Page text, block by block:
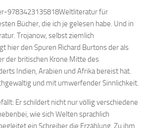
Weltliteratur für
Bücher, die ich je gelesen habe. Und in
Trojanow, selbst ziemlich
hier den Spuren Richard Burtons der als
der britischen Krone Mitte des
Indien, Arabien und Afrika bereist hat.
und mit umwerfender Sinnlichkeit.
Er schildert nicht nur völlig verschiedene
wie sich Welten sprachlich
ein Schreiber die Erzählung. Zu ihm